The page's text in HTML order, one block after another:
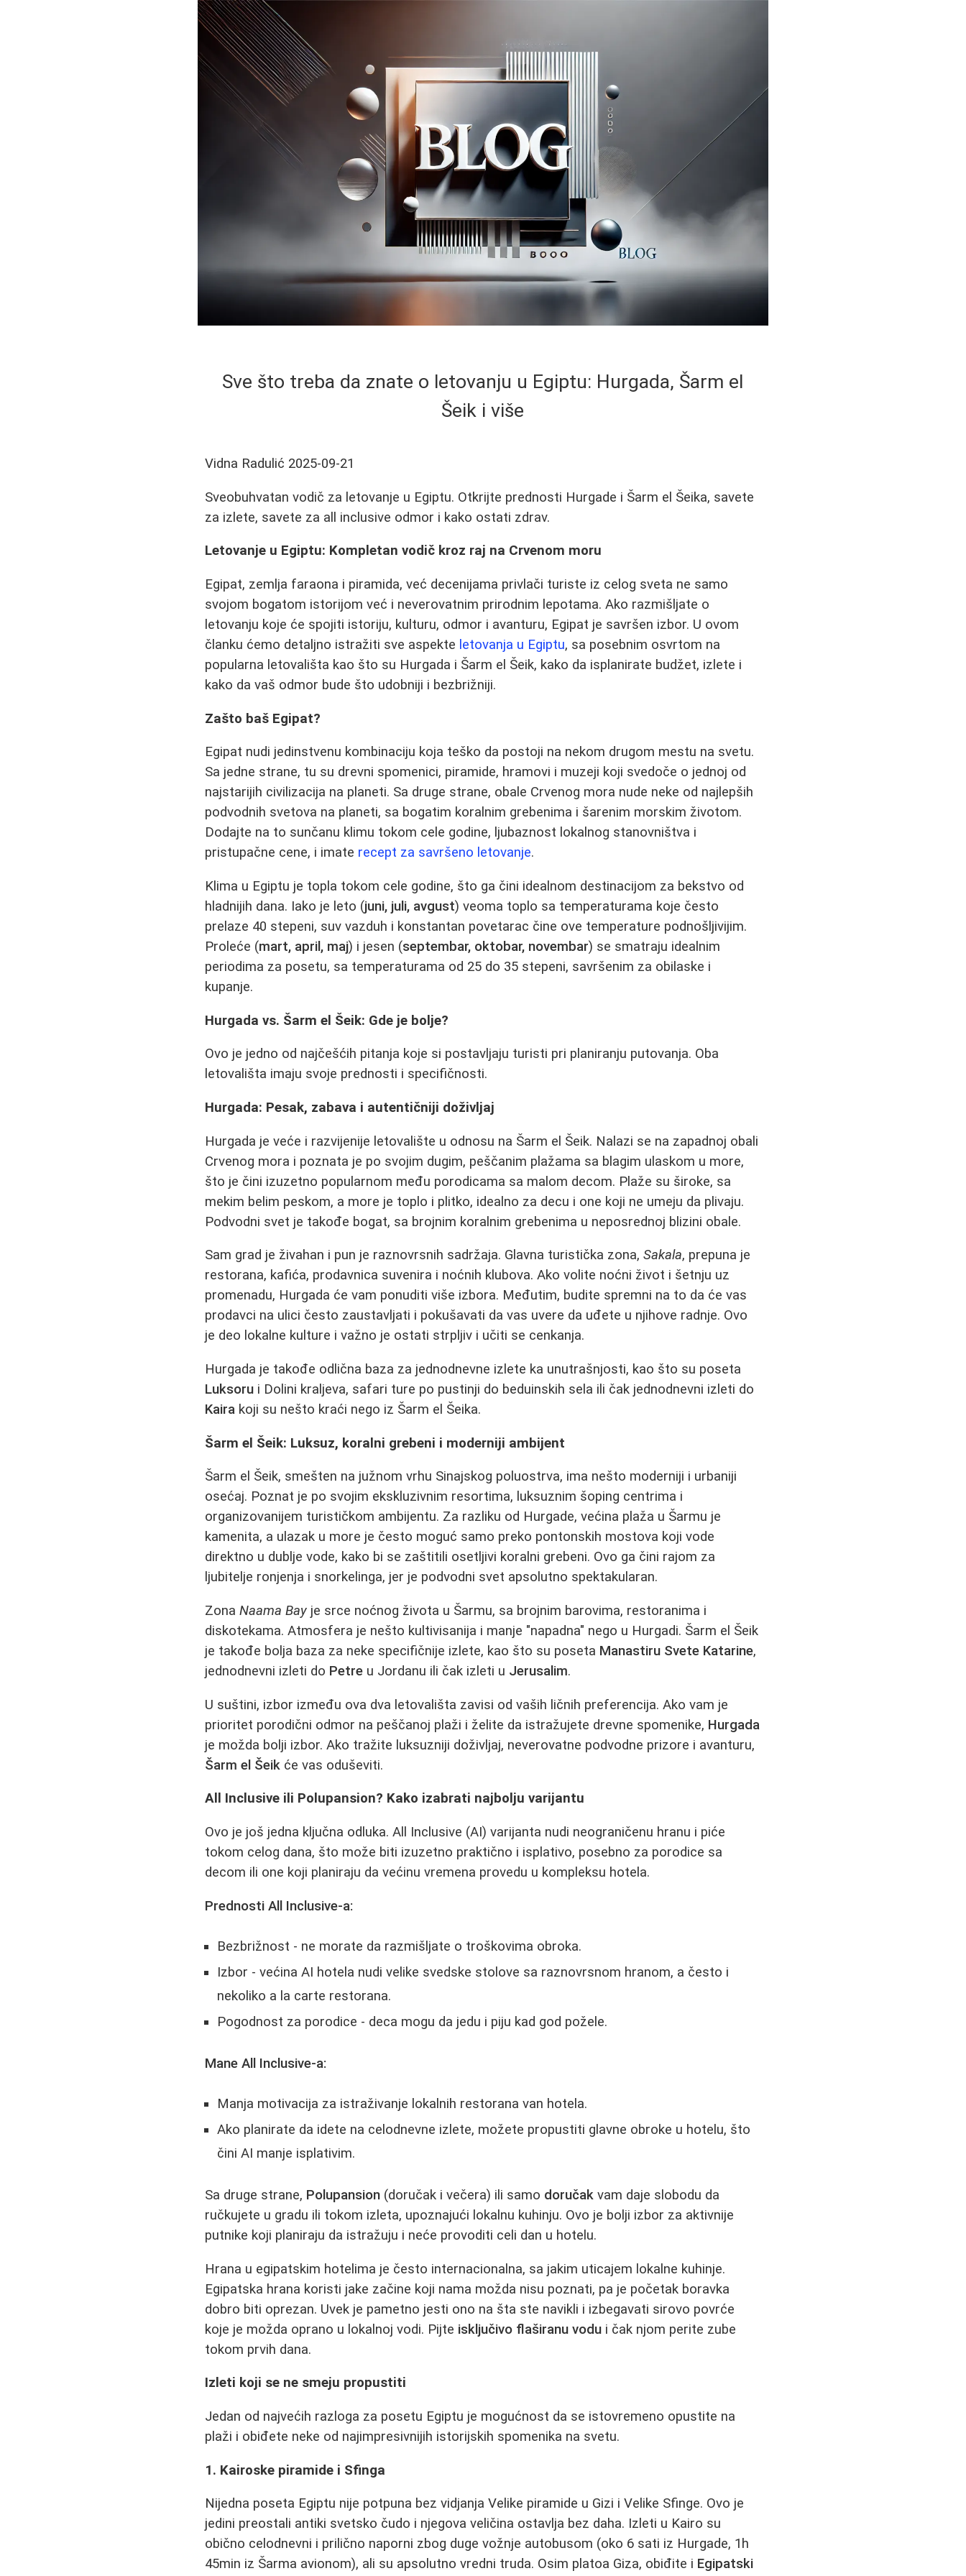
Sve što treba da znate o letovanju u Egiptu: Hurgada, Šarm el
Šeik i više
Vidna Radulić 2025-09-21
Sveobuhvatan vodič za letovanje u Egiptu. Otkrijte prednosti Hurgade i Šarm el Šeika, savete
za izlete, savete za all inclusive odmor i kako ostati zdrav.
Letovanje u Egiptu: Kompletan vodič kroz raj na Crvenom moru
Egipat, zemlja faraona i piramida, već decenijama privlači turiste iz celog sveta ne samo
svojom bogatom istorijom već i neverovatnim prirodnim lepotama. Ako razmišljate o
letovanju koje će spojiti istoriju, kulturu, odmor i avanturu, Egipat je savršen izbor. U ovom
članku ćemo detaljno istražiti sve aspekte letovanja u Egiptu, sa posebnim osvrtom na
popularna letovališta kao što su Hurgada i Šarm el Šeik, kako da isplanirate budžet, izlete i
kako da vaš odmor bude što udobniji i bezbrižniji.
Zašto baš Egipat?
Egipat nudi jedinstvenu kombinaciju koja teško da postoji na nekom drugom mestu na svetu.
Sa jedne strane, tu su drevni spomenici, piramide, hramovi i muzeji koji svedoče o jednoj od
najstarijih civilizacija na planeti. Sa druge strane, obale Crvenog mora nude neke od najlepših
podvodnih svetova na planeti, sa bogatim koralnim grebenima i šarenim morskim životom.
Dodajte na to sunčanu klimu tokom cele godine, ljubaznost lokalnog stanovništva i
pristupačne cene, i imate recept za savršeno letovanje.
Klima u Egiptu je topla tokom cele godine, što ga čini idealnom destinacijom za bekstvo od
hladnijih dana. Iako je leto (juni, juli, avgust) veoma toplo sa temperaturama koje često
prelaze 40 stepeni, suv vazduh i konstantan povetarac čine ove temperature podnošljivijim.
Proleće (mart, april, maj) i jesen (septembar, oktobar, novembar) se smatraju idealnim
periodima za posetu, sa temperaturama od 25 do 35 stepeni, savršenim za obilaske i
kupanje.
Hurgada vs. Šarm el Šeik: Gde je bolje?
Ovo je jedno od najčešćih pitanja koje si postavljaju turisti pri planiranju putovanja. Oba
letovališta imaju svoje prednosti i specifičnosti.
Hurgada: Pesak, zabava i autentičniji doživljaj
Hurgada je veće i razvijenije letovalište u odnosu na Šarm el Šeik. Nalazi se na zapadnoj obali
Crvenog mora i poznata je po svojim dugim, peščanim plažama sa blagim ulaskom u more,
što je čini izuzetno popularnom među porodicama sa malom decom. Plaže su široke, sa
mekim belim peskom, a more je toplo i plitko, idealno za decu i one koji ne umeju da plivaju.
Podvodni svet je takođe bogat, sa brojnim koralnim grebenima u neposrednoj blizini obale.
Sam grad je živahan i pun je raznovrsnih sadržaja. Glavna turistička zona,Sakala, prepuna je
restorana, kafića, prodavnica suvenira i noćnih klubova. Ako volite noćni život i šetnju uz
promenadu, Hurgada će vam ponuditi više izbora. Međutim, budite spremni na to da će vas
prodavci na ulici često zaustavljati i pokušavati da vas uvere da uđete u njihove radnje. Ovo
je deo lokalne kulture i važno je ostati strpljiv i učiti se cenkanja.
Hurgada je takođe odlična baza za jednodnevne izlete ka unutrašnjosti, kao što su poseta
Luksoru i Dolini kraljeva, safari ture po pustinji do beduinskih sela ili čak jednodnevni izleti do
Kaira koji su nešto kraći nego iz Šarm el Šeika.
Šarm el Šeik: Luksuz, koralni grebeni i moderniji ambijent
Šarm el Šeik, smešten na južnom vrhu Sinajskog poluostrva, ima nešto moderniji i urbaniji
osećaj. Poznat je po svojim ekskluzivnim resortima, luksuznim šoping centrima i
organizovanijem turističkom ambijentu. Za razliku od Hurgade, većina plaža u Šarmu je
kamenita, a ulazak u more je često moguć samo preko pontonskih mostova koji vode
direktno u dublje vode, kako bi se zaštitili osetljivi koralni grebeni. Ovo ga čini rajom za
ljubitelje ronjenja i snorkelinga, jer je podvodni svet apsolutno spektakularan.
ZonaNaama Bay je srce noćnog života u Šarmu, sa brojnim barovima, restoranima i
diskotekama. Atmosfera je nešto kultivisanija i manje "napadna" nego u Hurgadi. Šarm el Šeik
je takođe bolja baza za neke specifičnije izlete, kao što su poseta Manastiru Svete Katarine,
jednodnevni izleti do Petre u Jordanu ili čak izleti u Jerusalim.
U suštini, izbor između ova dva letovališta zavisi od vaših ličnih preferencija. Ako vam je
prioritet porodični odmor na peščanoj plaži i želite da istražujete drevne spomenike, Hurgada
je možda bolji izbor. Ako tražite luksuzniji doživljaj, neverovatne podvodne prizore i avanturu,
Šarm el Šeik će vas oduševiti.
All Inclusive ili Polupansion? Kako izabrati najbolju varijantu
Ovo je još jedna ključna odluka. All Inclusive (AI) varijanta nudi neograničenu hranu i piće
tokom celog dana, što može biti izuzetno praktično i isplativo, posebno za porodice sa
decom ili one koji planiraju da većinu vremena provedu u kompleksu hotela.
Prednosti All Inclusive-a:
Bezbrižnost - ne morate da razmišljate o troškovima obroka.
Izbor - većina AI hotela nudi velike svedske stolove sa raznovrsnom hranom, a često i
nekoliko a la carte restorana.
Pogodnost za porodice - deca mogu da jedu i piju kad god požele.
Mane All Inclusive-a:
Manja motivacija za istraživanje lokalnih restorana van hotela.
Ako planirate da idete na celodnevne izlete, možete propustiti glavne obroke u hotelu, što
čini AI manje isplativim.
Sa druge strane, Polupansion (doručak i večera) ili samo doručak vam daje slobodu da
ručkujete u gradu ili tokom izleta, upoznajući lokalnu kuhinju. Ovo je bolji izbor za aktivnije
putnike koji planiraju da istražuju i neće provoditi celi dan u hotelu.
Hrana u egipatskim hotelima je često internacionalna, sa jakim uticajem lokalne kuhinje.
Egipatska hrana koristi jake začine koji nama možda nisu poznati, pa je početak boravka
dobro biti oprezan. Uvek je pametno jesti ono na šta ste navikli i izbegavati sirovo povrće
koje je možda oprano u lokalnoj vodi. Pijte isključivo flaširanu vodu i čak njom perite zube
tokom prvih dana.
Izleti koji se ne smeju propustiti
Jedan od najvećih razloga za posetu Egiptu je mogućnost da se istovremeno opustite na
plaži i obiđete neke od najimpresivnijih istorijskih spomenika na svetu.
1. Kairoske piramide i Sfinga
Nijedna poseta Egiptu nije potpuna bez vidjanja Velike piramide u Gizi i Velike Sfinge. Ovo je
jedini preostali antiki svetsko čudo i njegova veličina ostavlja bez daha. Izleti u Kairo su
obično celodnevni i prilično naporni zbog duge vožnje autobusom (oko 6 sati iz Hurgade, 1h
45min iz Šarma avionom), ali su apsolutno vredni truda. Osim platoa Giza, obiđite i Egipatski